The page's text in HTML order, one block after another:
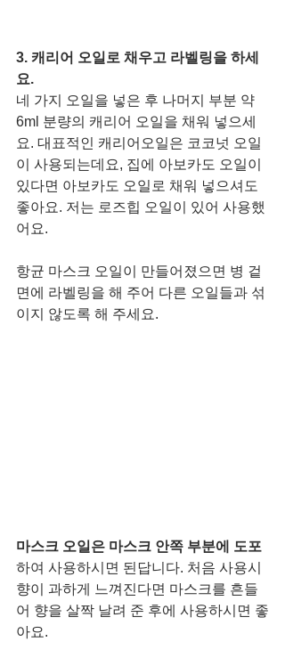
3. 캐리어 오일로 채우고 라벨링을 하세
요.
네 가지 오일을 넣은 후 나머지 부분 약
6ml 분량의 캐리어 오일을 채워 넣으세
요. 대표적인 캐리어오일은 코코넛 오일
이 사용되는데요, 집에 아보카도 오일이
있다면 아보카도 오일로 채워 넣으셔도
좋아요. 저는 로즈힙 오일이 있어 사용했
어요.
항균 마스크 오일이 만들어졌으면 병 겉
면에 라벨링을 해 주어 다른 오일들과 섞
이지 않도록 해 주세요.
마스크 오일은 마스크 안쪽 부분에 도포
하여 사용하시면 된답니다. 처음 사용시
향이 과하게 느껴진다면 마스크를 흔들
어 향을 살짝 날려 준 후에 사용하시면 좋
아요.